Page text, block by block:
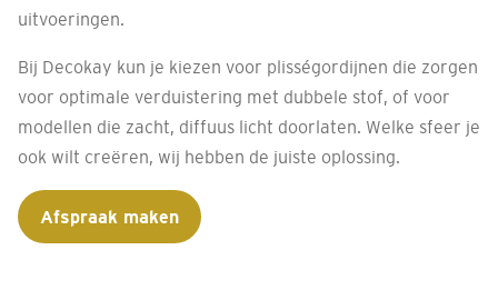
uitvoeringen.
Bij Decokay kun je kiezen voor plisségordijnen die zorgen
voor optimale verduistering met dubbele stof, of voor
modellen die zacht, diffuus licht doorlaten. Welke sfeer je
ook wilt creëren, wij hebben de juiste oplossing.
Afspraak maken